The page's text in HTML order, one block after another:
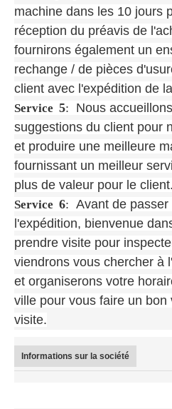
machine dans les 10 jours
réception du préavis de
fournirons également un
rechange / de pièces
client avec l'expédition de
Service 5: Nous
suggestions du client pour
et produire une meilleure
fournissant un meilleur
plus de valeur pour le client.
Service 6: Avant de
l'expédition, bienvenue
prendre visite pour
viendrons vous chercher à
et organiserons votre
ville pour vous faire un
visite.
Informations sur la société